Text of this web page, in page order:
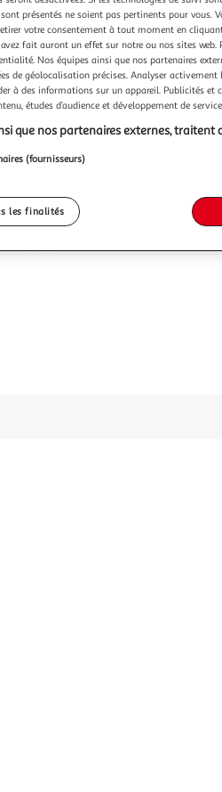
présentés ne soient pas pertinents pour vous.
votre consentement à tout moment en
avez fait auront un effet sur notre ou nos sites
Nos équipes ainsi que nos partenaires
de géolocalisation précises. Analyser activement
à des informations sur un appareil. Publicités et
études d’audience et développement de
que nos partenaires externes,
(fournisseurs)
les finalités